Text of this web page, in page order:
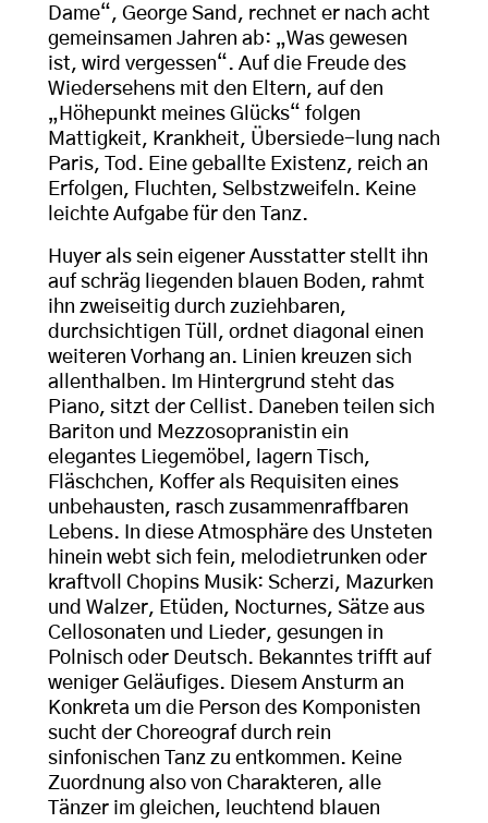
Dame“, George Sand, rechnet er nach acht
gemeinsamen Jahren ab: „Was gewesen
ist, wird vergessen“. Auf die Freude des
Wiedersehens mit den Eltern, auf den
„Höhepunkt meines Glücks“ folgen
Mattigkeit, Krankheit, Übersiede-lung nach
Paris, Tod. Eine geballte Existenz, reich an
Erfolgen, Fluchten, Selbstzweifeln. Keine
leichte Aufgabe für den Tanz.
Huyer als sein eigener Ausstatter stellt ihn
auf schräg liegenden blauen Boden, rahmt
ihn zweiseitig durch zuziehbaren,
durchsichtigen Tüll, ordnet diagonal einen
weiteren Vorhang an. Linien kreuzen sich
allenthalben. Im Hintergrund steht das
Piano, sitzt der Cellist. Daneben teilen sich
Bariton und Mezzosopranistin ein
elegantes Liegemöbel, lagern Tisch,
Fläschchen, Koffer als Requisiten eines
unbehausten, rasch zusammenraffbaren
Lebens. In diese Atmosphäre des Unsteten
hinein webt sich fein, melodietrunken oder
kraftvoll Chopins Musik: Scherzi, Mazurken
und Walzer, Etüden, Nocturnes, Sätze aus
Cellosonaten und Lieder, gesungen in
Polnisch oder Deutsch. Bekanntes trifft auf
weniger Geläufiges. Diesem Ansturm an
Konkreta um die Person des Komponisten
sucht der Choreograf durch rein
sinfonischen Tanz zu entkommen. Keine
Zuordnung also von Charakteren, alle
Tänzer im gleichen, leuchtend blauen